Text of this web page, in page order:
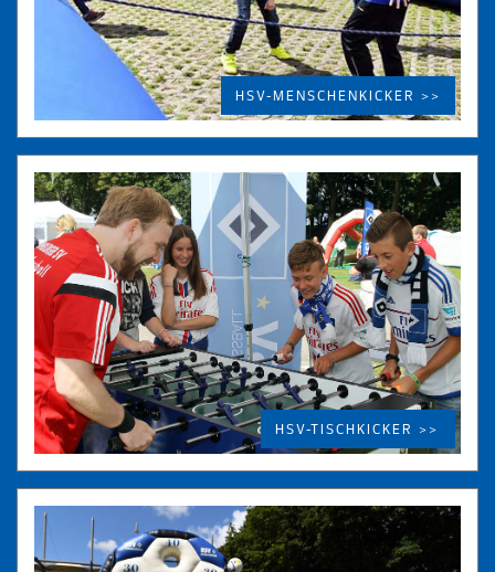
HSV-MENSCHENKICKER >>
HSV-TISCHKICKER >>